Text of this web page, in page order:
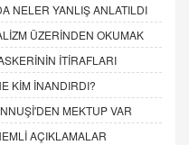
NELER YANLIŞ ANLATILDI
ÜZERİNDEN OKUMAK
İTİRAFLARI
KİM İNANDIRDI?
MEKTUP VAR
AÇIKLAMALAR